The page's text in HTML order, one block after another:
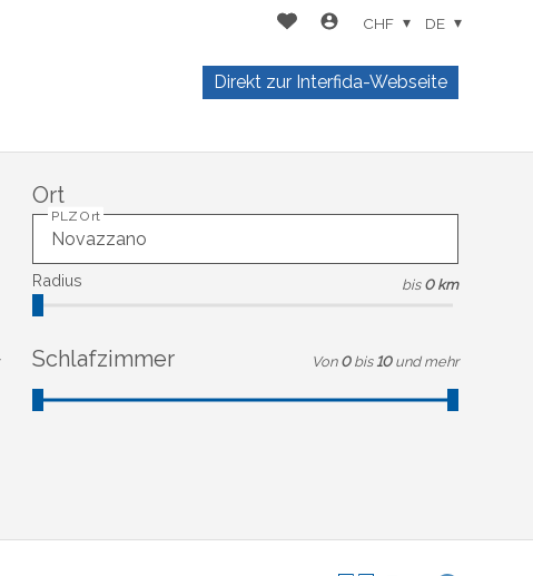
CHF DE
Direkt zur Interfida-Webseite
Ort
PLZ Ort
Radius bis 0 km
Schlafzimmer Von 0 bis 10 und mehr